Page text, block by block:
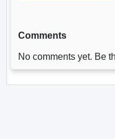
Comments
No comments yet. Be